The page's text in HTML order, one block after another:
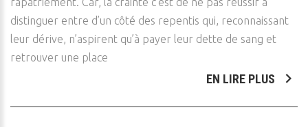
distinguer entre d’un côté des repentis qui, reconnaissant
leur dérive, n’aspirent qu’à payer leur dette de sang et
retrouver une place
EN LIRE PLUS